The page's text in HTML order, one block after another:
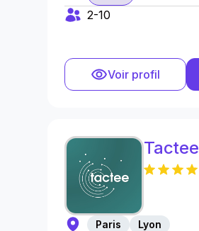
2-10
Voir profil
Tactee
Paris
Lyon